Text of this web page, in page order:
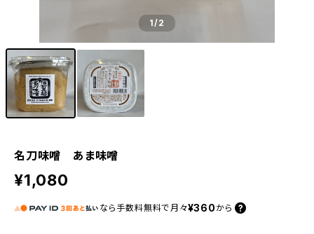
1/2
名刀味噌 あま味噌
¥1,080
なら 手数料無料で 月々¥360 から